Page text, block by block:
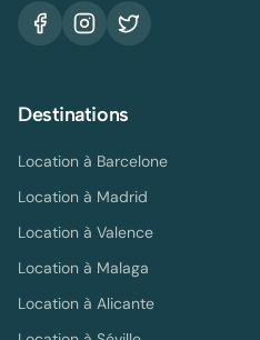
Destinations
Location à Barcelone
Location à Madrid
Location à Valence
Location à Malaga
Location à Alicante